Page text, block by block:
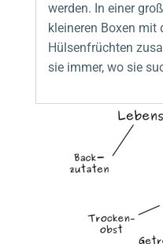
werden. In einer
kleineren Boxen mit
Hülsenfrüchten
sie immer, wo sie